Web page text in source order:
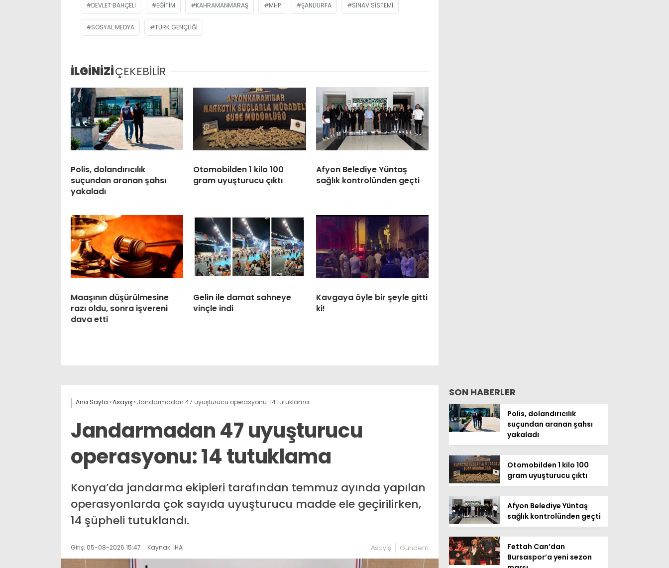
DEVLET BAHÇELI EĞITIM KAHRAMANMARAŞ MHP ŞANLIURFA SINAV SISTEMI
SOSYAL MEDYA TÜRK GENÇLIĞI
İLGİNİZİÇEKEBİLİR
Polis, dolandırıcılık
suçundan aranan şahsı
yakaladı
Otomobilden 1 kilo 100
gram uyuşturucu çıktı
Afyon Belediye Yüntaş
sağlık kontrolünden geçti
Maaşının düşürülmesine
razı oldu, sonra işvereni
dava etti
Gelin ile damat sahneye
vinçle indi
Kavgaya öyle bir şeyle gitti
ki!
Ana Sayfa ›Asayiş› Jandarmadan 47 uyuşturucu operasyonu: 14 tutuklama
Jandarmadan 47 uyuşturucu
operasyonu: 14 tutuklama
Konya’da jandarma ekipleri tarafından temmuz ayında yapılan
operasyonlarda çok sayıda uyuşturucu madde ele geçirilirken,
14 şüpheli tutuklandı.
Giriş: 05-08-2026 15:47 Kaynak: İHA Asayiş Gündem
SON HABERLER
Polis, dolandırıcılık
suçundan aranan şahsı
yakaladı
Otomobilden 1 kilo 100
gram uyuşturucu çıktı
Afyon Belediye Yüntaş
sağlık kontrolünden geçti
Fettah Can’dan
Bursaspor’a yeni sezon